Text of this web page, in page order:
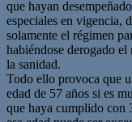
que hayan
especiales en vigencia,
solamente el régimen
habiéndose derogado el
la sanidad.
Todo ello provoca que
edad de 57 años si es
que haya cumplido con